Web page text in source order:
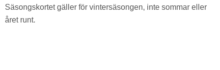
Säsongskortet gäller för vintersäsongen, inte sommar eller
året runt.